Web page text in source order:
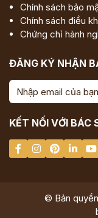
Chính sách bảo
Chính sách điều
Chứng chỉ hành
ĐĂNG KÝ NHẬN
KẾT NỐI VỚI BÁC
© Bản